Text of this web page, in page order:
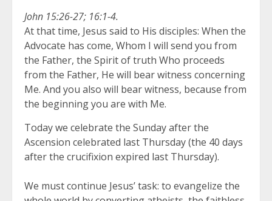
John 15:26-27; 16:1-4.
At that time, Jesus said to His disciples: When the
Advocate has come, Whom I will send you from
the Father, the Spirit of truth Who proceeds
from the Father, He will bear witness concerning
Me. And you also will bear witness, because from
the beginning you are with Me.
Today we celebrate the Sunday after the
Ascension celebrated last Thursday (the 40 days
after the crucifixion expired last Thursday).
We must continue Jesus’ task: to evangelize the